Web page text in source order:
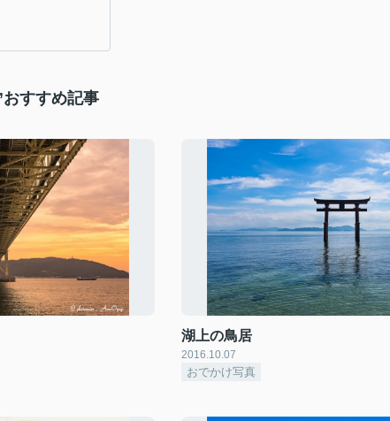
すすめ記事
湖上の鳥居
2016.10.07
おでかけ写真